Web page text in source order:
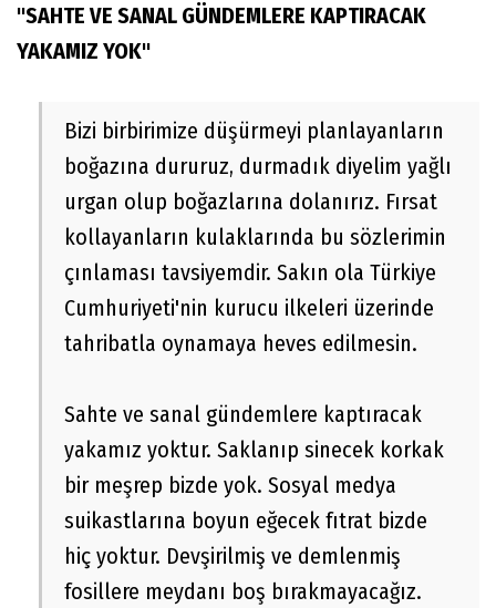
"SAHTE VE SANAL GÜNDEMLERE KAPTIRACAK
YAKAMIZ YOK"
Bizi birbirimize düşürmeyi planlayanların
boğazına dururuz, durmadık diyelim yağlı
urgan olup boğazlarına dolanırız. Fırsat
kollayanların kulaklarında bu sözlerimin
çınlaması tavsiyemdir. Sakın ola Türkiye
Cumhuriyeti'nin kurucu ilkeleri üzerinde
tahribatla oynamaya heves edilmesin.
Sahte ve sanal gündemlere kaptıracak
yakamız yoktur. Saklanıp sinecek korkak
bir meşrep bizde yok. Sosyal medya
suikastlarına boyun eğecek fıtrat bizde
hiç yoktur. Devşirilmiş ve demlenmiş
fosillere meydanı boş bırakmayacağız.